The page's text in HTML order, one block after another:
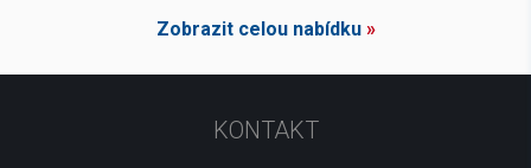
Zobrazit celou nabídku»
KONTAKT